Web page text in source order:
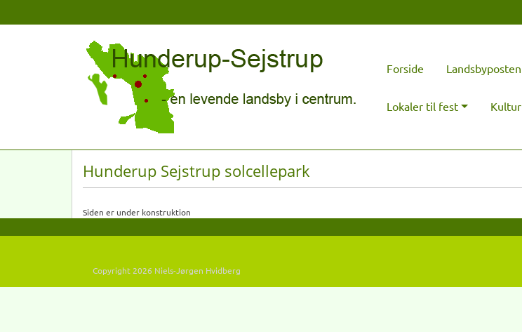
Forside Landsbyposten
Lokaler til fest Kultur
Hunderup Sejstrup solcellepark
Siden er under konstruktion
Copyright 2026 Niels-Jørgen Hvidberg